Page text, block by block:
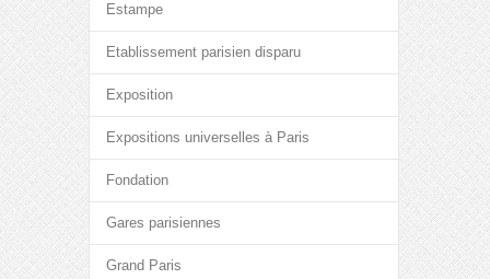
Estampe
Etablissement parisien disparu
Exposition
Expositions universelles à Paris
Fondation
Gares parisiennes
Grand Paris